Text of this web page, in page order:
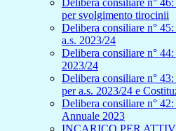
Delibera consiliare n°
per svolgimento tirocinii
Delibera consiliare n°
a.s. 2023/24
Delibera consiliare n°
2023/24
Delibera consiliare n°
per a.s. 2023/24 e
Delibera consiliare n°
Annuale 2023